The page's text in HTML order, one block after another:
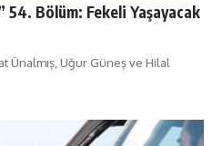
54. Bölüm: Fekeli Yaşayacak
Ünalmış, Uğur Güneş ve Hilal